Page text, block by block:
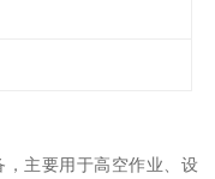
主要用于高空作业、设